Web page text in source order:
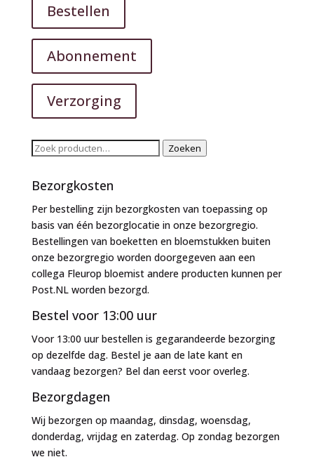
Bestellen
Abonnement
Verzorging
Zoeken
Zoeken
Bezorgkosten
Per bestelling zijn bezorgkosten van toepassing op
basis van één bezorglocatie in onze bezorgregio.
Bestellingen van boeketten en bloemstukken buiten
onze bezorgregio worden doorgegeven aan een
collega Fleurop bloemist andere producten kunnen per
Post.NL worden bezorgd.
Bestel voor 13:00 uur
Voor 13:00 uur bestellen is gegarandeerde bezorging
op dezelfde dag. Bestel je aan de late kant en
vandaag bezorgen? Bel dan eerst voor overleg.
Bezorgdagen
Wij bezorgen op maandag, dinsdag, woensdag,
donderdag, vrijdag en zaterdag. Op zondag bezorgen
we niet.